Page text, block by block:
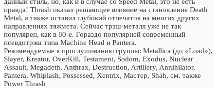
правда! Thrash оказал решающее влияние на становление Death
Metal, а также оставил глубокий отпечаток на многих других
направлениях тяжмета. Сейчас трэш-металл уже не так
популярен, как в 80-е. Гораздо популярней современный
псевдотрэш типа Machine Head и Pantera.
Рекомендуемые к прослушиванию группы: Metallica (до «Load»),
Slayer, Kreator, OverKill, Testament, Sodom, Exodus, Nuclear
Assault, Megadeth, Anthrax, Destruction, Artillery, Annihilator,
Pantera, Whiplash, Possessed, Xentrix, Мастер, Shah, см. также
Power Thrash